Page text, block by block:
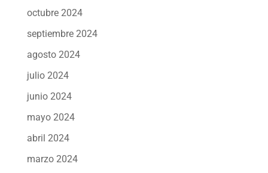
octubre 2024
septiembre 2024
agosto 2024
julio 2024
junio 2024
mayo 2024
abril 2024
marzo 2024